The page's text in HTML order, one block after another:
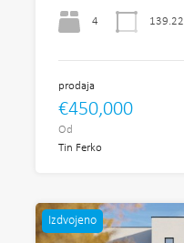
4 139.22
prodaja
€450,000
Od
Tin Ferko
Izdvojeno